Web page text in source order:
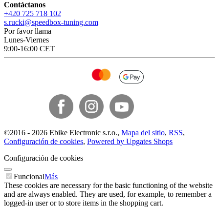
Contáctanos
+420 725 718 102
s.rucki@speedbox-tuning.com
Por favor llama
Lunes-Viernes
9:00-16:00 CET
©2016 - 2026 Ebike Electronic s.r.o., Mapa del sitio, RSS,
Configuración de cookies, Powered by Upgates Shops
Configuración de cookies
FuncionalMás
These cookies are necessary for the basic functioning of the website
and are always enabled. They are used, for example, to remember a
logged-in user or to store items in the shopping cart.